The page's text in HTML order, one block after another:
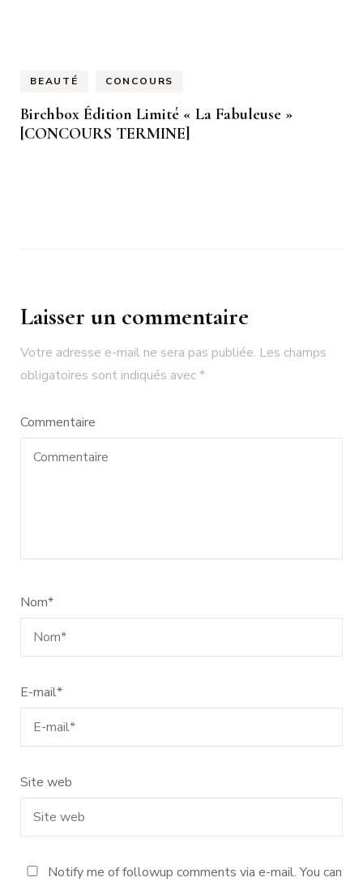
BEAUTÉ CONCOURS
Birchbox Édition Limité « La Fabuleuse »
[CONCOURS TERMINE]
Laisser un commentaire
Votre adresse e-mail ne sera pas publiée. Les champs
obligatoires sont indiqués avec*
Commentaire
Nom*
E-mail*
Site web
Notify me of followup comments via e-mail. You can